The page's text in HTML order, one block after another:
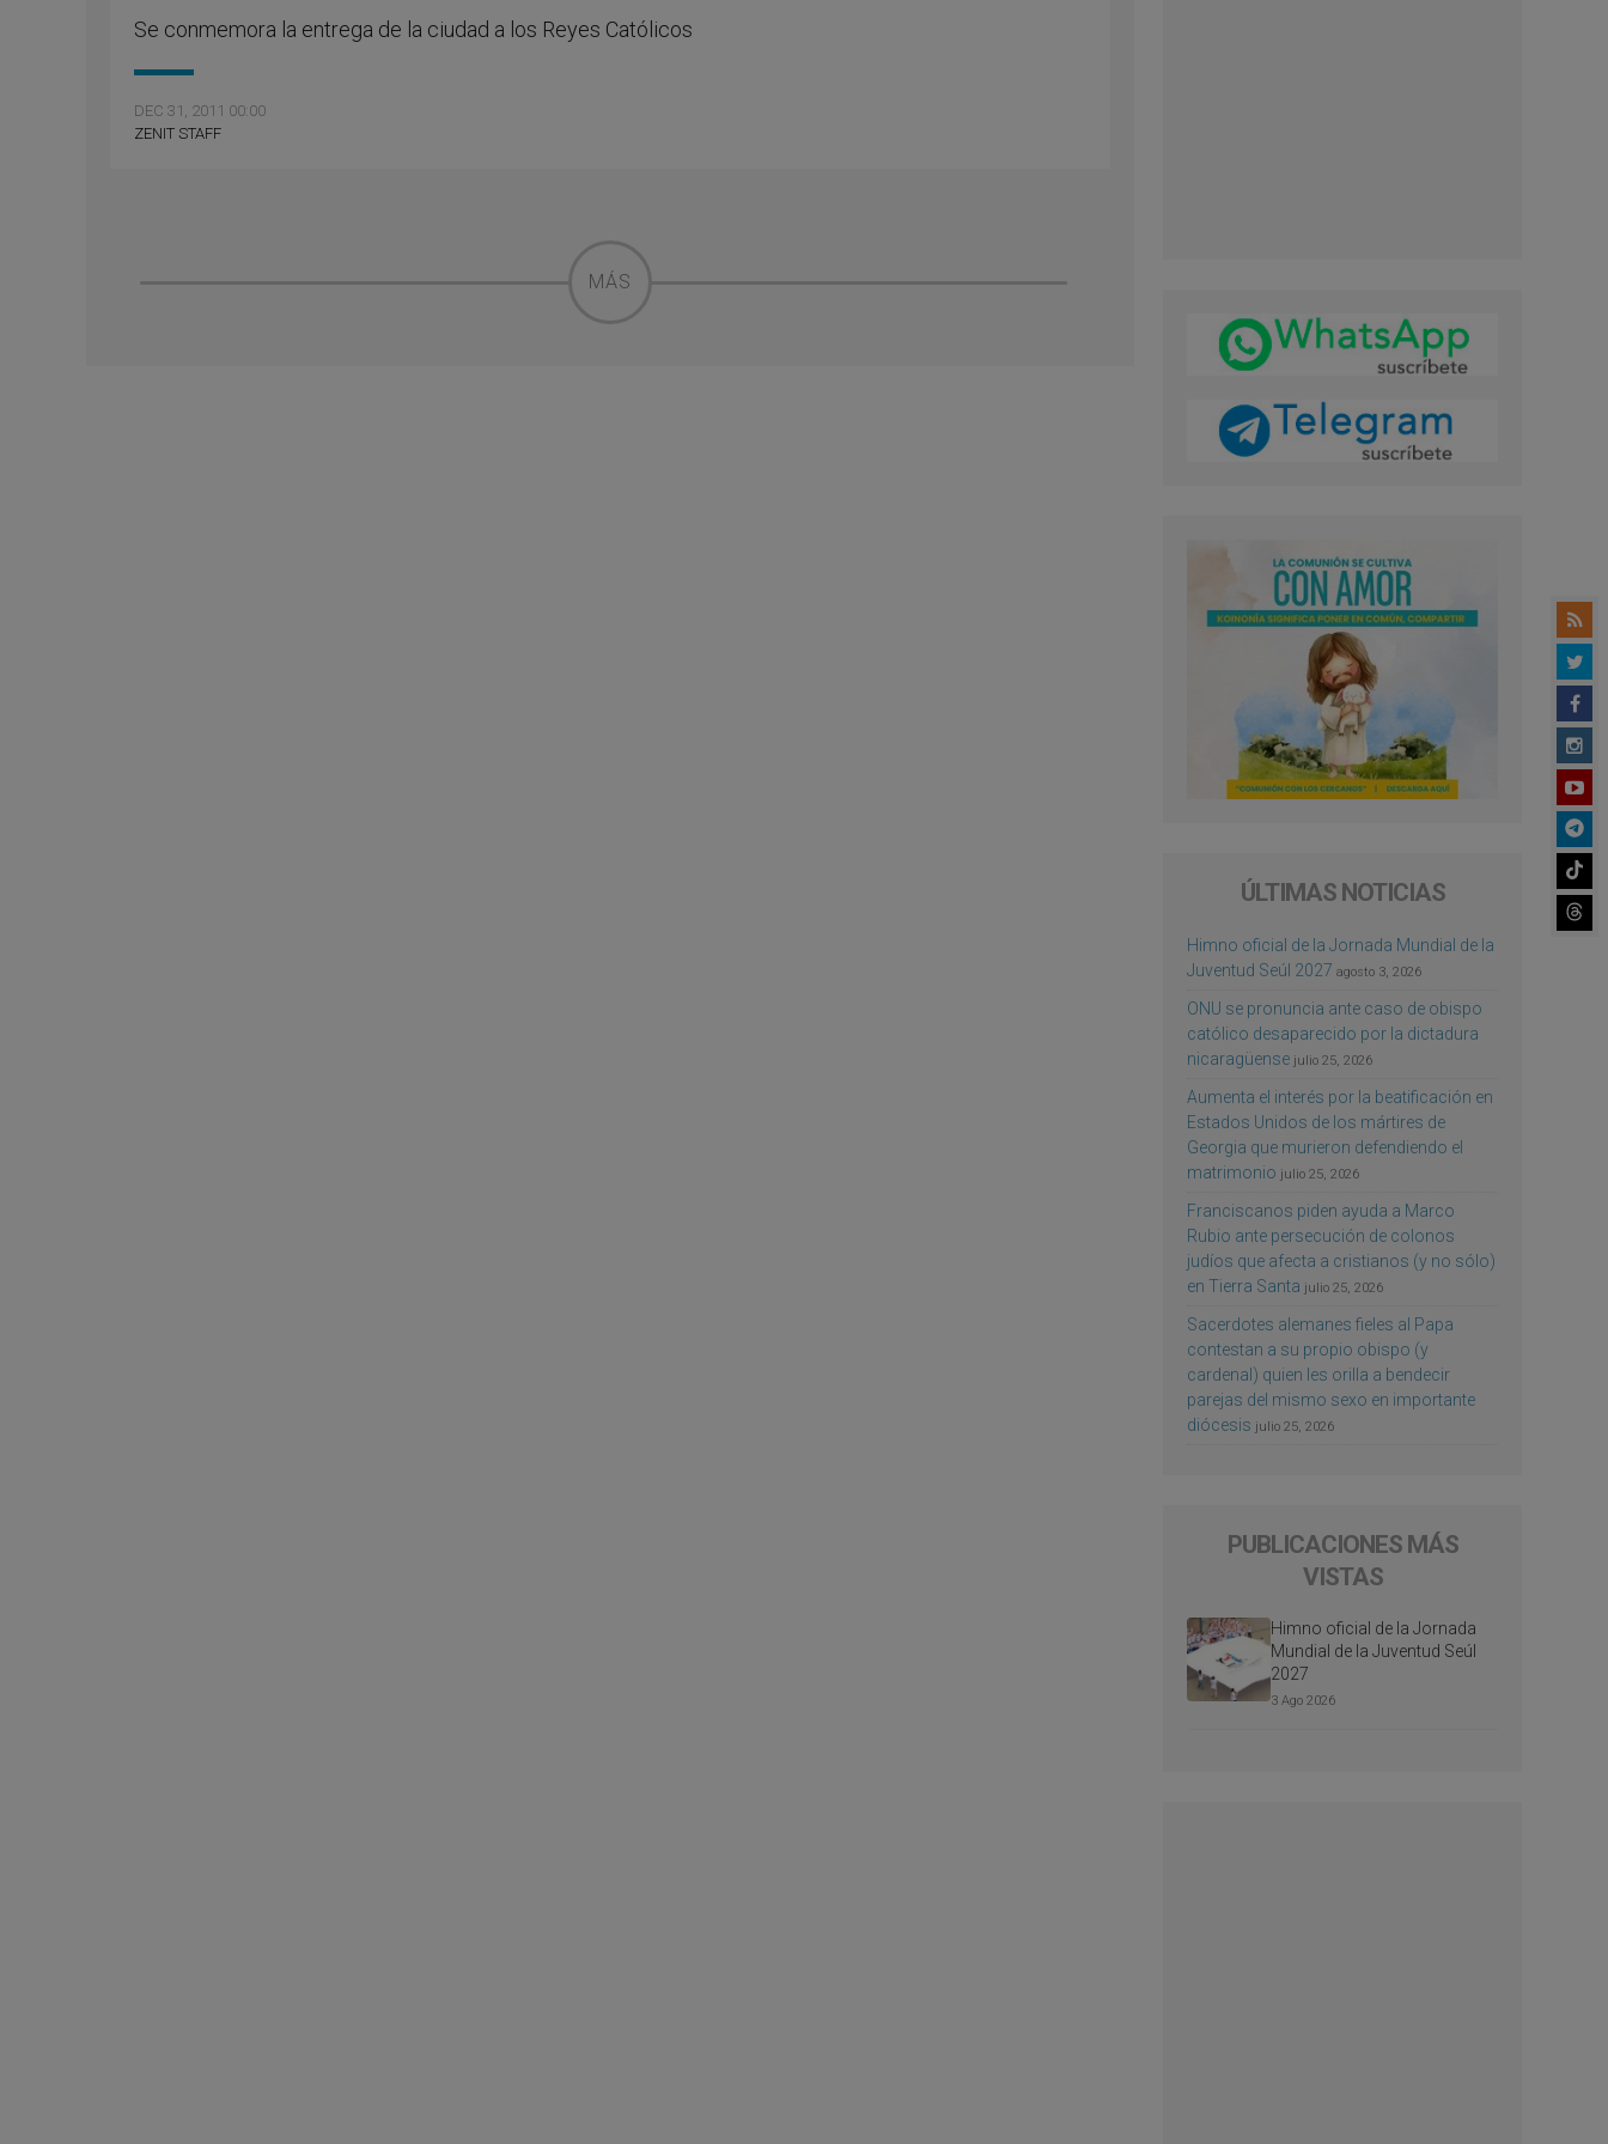
Se conmemora la entrega de la ciudad a los Reyes Católicos
DEC 31, 2011 00:00
ZENIT STAFF
MÁS
ÚLTIMAS NOTICIAS
Himno oficial de la Jornada Mundial de la
Juventud Seúl 2027 agosto 3, 2026
ONU se pronuncia ante caso de obispo
católico desaparecido por la dictadura
nicaragüense julio 25, 2026
Aumenta el interés por la beatificación en
Estados Unidos de los mártires de
Georgia que murieron defendiendo el
matrimonio julio 25, 2026
Franciscanos piden ayuda a Marco
Rubio ante persecución de colonos
judíos que afecta a cristianos (y no sólo)
en Tierra Santa julio 25, 2026
Sacerdotes alemanes fieles al Papa
contestan a su propio obispo (y
cardenal) quien les orilla a bendecir
parejas del mismo sexo en importante
diócesis julio 25, 2026
PUBLICACIONES MÁS
VISTAS
Himno oficial de la Jornada
Mundial de la Juventud Seúl
2027
3 Ago 2026